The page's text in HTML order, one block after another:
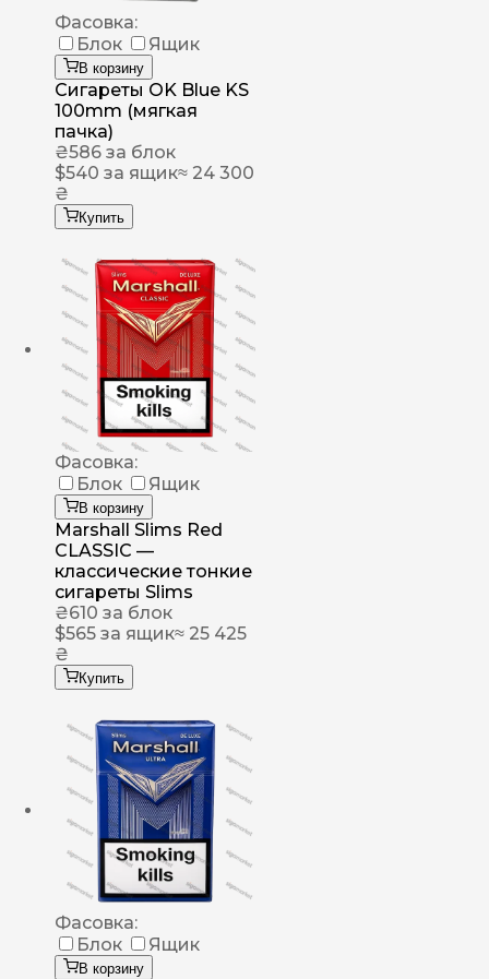
Фасовка:
Блок
Ящик
В корзину
Сигареты OK Blue KS
100mm (мягкая
пачка)
₴586 за блок
$540 за ящик≈ 24 300
₴
Купить
Фасовка:
Блок
Ящик
В корзину
Marshall Slims Red
CLASSIC —
классические тонкие
сигареты Slims
₴610 за блок
$565 за ящик≈ 25 425
₴
Купить
Фасовка:
Блок
Ящик
В корзину